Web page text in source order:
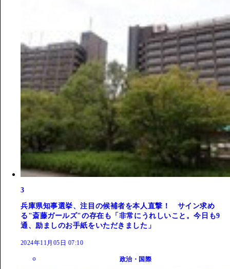
3
兵庫県知事選挙、注目の候補者を本人直撃！ サイン求め
る"斎藤ガールズ"の存在も「非常にうれしいこと。今日も9
通、励ましのお手紙をいただきました」
2024年11月05日 07:10
政治・国際